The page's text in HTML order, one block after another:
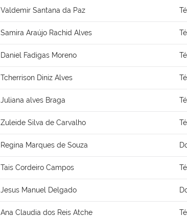
Valdemir Santana da Paz
Samira Araújo Rachid Alves
Daniel Fadigas Moreno
Tcherrison Diniz Alves
Juliana alves Braga
Zuleide Silva de Carvalho
Regina Marques de Souza
Tais Cordeiro Campos
Jesus Manuel Delgado
Ana Claudia dos Reis Atche